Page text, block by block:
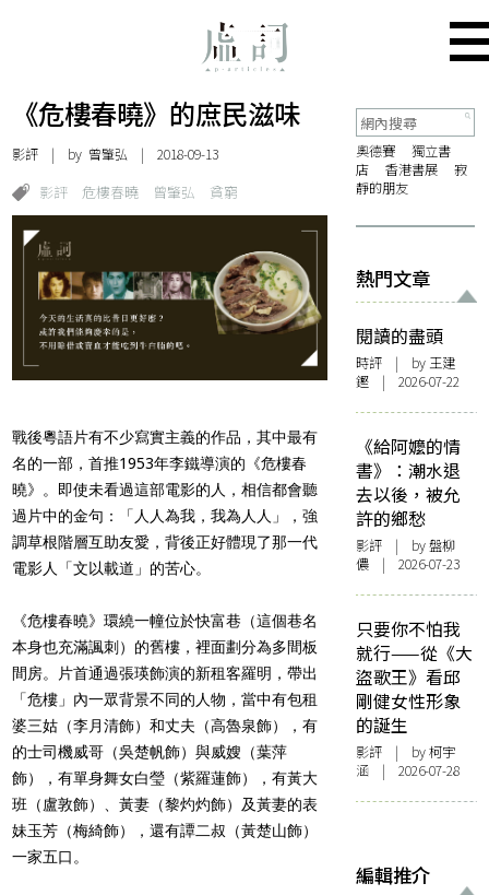
《危樓春曉》的庶民滋味
影評 | by 曾肇弘 | 2018-09-13
影評 危樓春曉 曾肇弘 貧窮
戰後粵語片有不少寫實主義的作品，其中最有
名的一部，首推1953年李鐵導演的《危樓春
曉》。即使未看過這部電影的人，相信都會聽
過片中的金句：「人人為我，我為人人」，強
調草根階層互助友愛，背後正好體現了那一代
電影人「文以載道」的苦心。
《危樓春曉》環繞一幢位於快富巷（這個巷名
本身也充滿諷刺）的舊樓，裡面劃分為多間板
間房。片首通過張瑛飾演的新租客羅明，帶出
「危樓」內一眾背景不同的人物，當中有包租
婆三姑（李月清飾）和丈夫（高魯泉飾），有
的士司機威哥（吳楚帆飾）與威嫂（葉萍
飾），有單身舞女白瑩（紫羅蓮飾），有黃大
班（盧敦飾）、黃妻（黎灼灼飾）及黃妻的表
妹玉芳（梅綺飾），還有譚二叔（黃楚山飾）
一家五口。
奧德賽
獨立書
店
香港書展
寂
靜的朋友
熱門文章
閱讀的盡頭
時評 | by 王建
鏗 | 2026-07-22
《給阿嬤的情
書》：潮水退
去以後，被允
許的鄉愁
影評 | by 盤柳
儂 | 2026-07-23
只要你不怕我
就行——從《大
盜歌王》看邱
剛健女性形象
的誕生
影評 | by 柯宇
涵 | 2026-07-28
編輯推介